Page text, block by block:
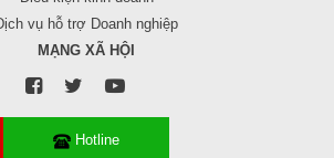
Hotline
vụ hỗ trợ Doanh nghiệp
MẠNG XÃ HỘI